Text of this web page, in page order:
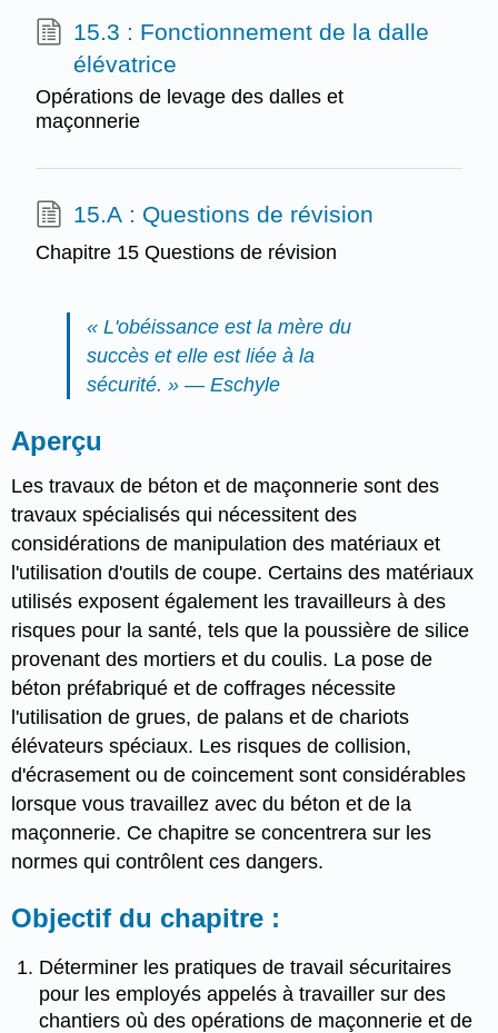
15.3 : Fonctionnement de la dalle
élévatrice
Opérations de levage des dalles et
maçonnerie
15.A : Questions de révision
Chapitre 15 Questions de révision
« L'obéissance est la mère du
succès et elle est liée à la
sécurité. » — Eschyle
Aperçu
Les travaux de béton et de maçonnerie sont des
travaux spécialisés qui nécessitent des
considérations de manipulation des matériaux et
l'utilisation d'outils de coupe. Certains des matériaux
utilisés exposent également les travailleurs à des
risques pour la santé, tels que la poussière de silice
provenant des mortiers et du coulis. La pose de
béton préfabriqué et de coffrages nécessite
l'utilisation de grues, de palans et de chariots
élévateurs spéciaux. Les risques de collision,
d'écrasement ou de coincement sont considérables
lorsque vous travaillez avec du béton et de la
maçonnerie. Ce chapitre se concentrera sur les
normes qui contrôlent ces dangers.
Objectif du chapitre :
Déterminer les pratiques de travail sécuritaires
pour les employés appelés à travailler sur des
chantiers où des opérations de maçonnerie et de